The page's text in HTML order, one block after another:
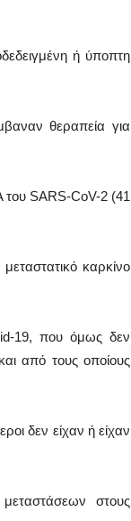
ή ύποπτη
θεραπεία για
του SARS-CoV-2 (41
καρκίνο
19, που όμως δεν
από τους οποίους
δεν είχαν ή είχαν
στους